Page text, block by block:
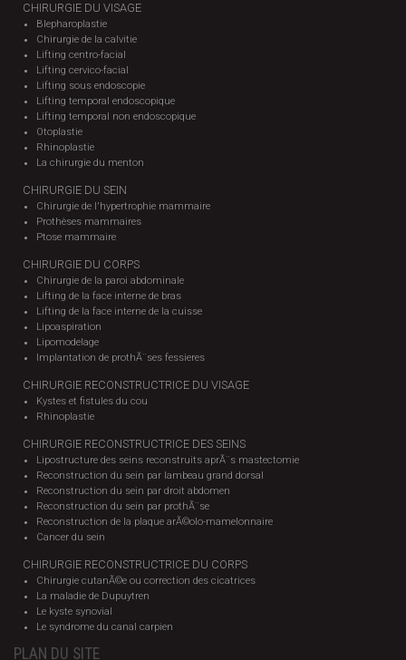
CHIRURGIE DU VISAGE
Blepharoplastie
Chirurgie de la calvitie
Lifting centro-facial
Lifting cervico-facial
Lifting sous endoscopie
Lifting temporal endoscopique
Lifting temporal non endoscopique
Otoplastie
Rhinoplastie
La chirurgie du menton
CHIRURGIE DU SEIN
Chirurgie de l'hypertrophie mammaire
Prothèses mammaires
Ptose mammaire
CHIRURGIE DU CORPS
Chirurgie de la paroi abdominale
Lifting de la face interne de bras
Lifting de la face interne de la cuisse
Lipoaspiration
Lipomodelage
Implantation de prothÃ¨ses fessieres
CHIRURGIE RECONSTRUCTRICE DU VISAGE
Kystes et fistules du cou
Rhinoplastie
CHIRURGIE RECONSTRUCTRICE DES SEINS
Lipostructure des seins reconstruits aprÃ¨s mastectomie
Reconstruction du sein par lambeau grand dorsal
Reconstruction du sein par droit abdomen
Reconstruction du sein par prothÃ¨se
Reconstruction de la plaque arÃ©olo-mamelonnaire
Cancer du sein
CHIRURGIE RECONSTRUCTRICE DU CORPS
Chirurgie cutanÃ©e ou correction des cicatrices
La maladie de Dupuytren
Le kyste synovial
Le syndrome du canal carpien
PLAN DU SITE